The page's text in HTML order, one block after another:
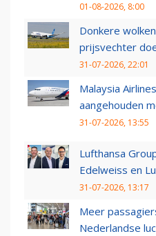
01-08-2026, 8:00
Donkere
prijsvechter
31-07-2026, 22:01
Malaysia
aangehouden
31-07-2026, 13:55
Lufthansa
Edelweiss en
31-07-2026, 13:17
Meer
Nederlandse